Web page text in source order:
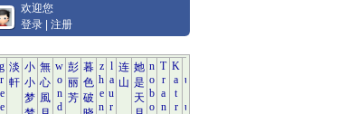
欢迎您
登录
注册